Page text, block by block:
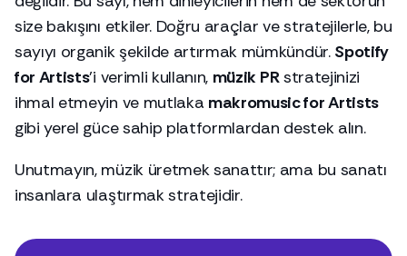
size bakışını etkiler. Doğru araçlar ve stratejilerle, bu
sayıyı organik şekilde artırmak mümkündür. Spotify
for Artists’i verimli kullanın, müzik PRstratejinizi
ihmal etmeyin ve mutlaka makromusic for Artists
gibi yerel güce sahip platformlardan destek alın.
Unutmayın, müzik üretmek sanattır; ama bu sanatı
insanlara ulaştırmak stratejidir.